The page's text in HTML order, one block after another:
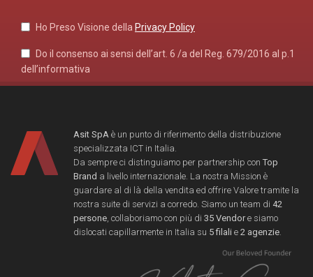
Ho Preso Visione della Privacy Policy
Do il consenso ai sensi dell’art. 6 /a del Reg. 679/2016 al p.1
dell’informativa
Asit SpA è un punto di riferimento della distribuzione
specializzata ICT in Italia.
Da sempre ci distinguiamo per partnership con Top
Brand a livello internazionale. La nostra Mission è
guardare al di là della vendita ed offrire Valore tramite la
nostra suite di servizi a corredo. Siamo un team di 42
persone , collaboriamo con più di 35 Vendore siamo
dislocati capillarmente in Italia su 5 filali e 2 agenzie